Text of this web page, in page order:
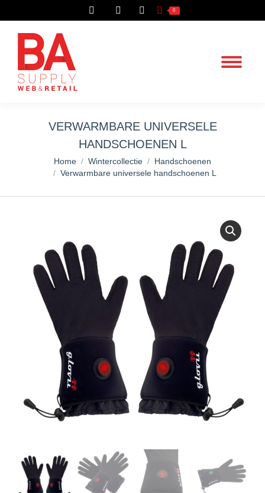
Search: 0
VERWARMBARE UNIVERSELE
HANDSCHOENEN L
You are here:
Home Wintercollectie
Handschoenen
Verwarmbare universele handschoenen L